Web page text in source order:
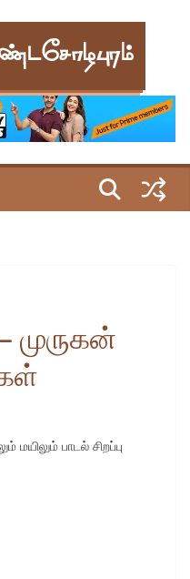
முருகன்
மயிலும் பாடல் சிறப்பு